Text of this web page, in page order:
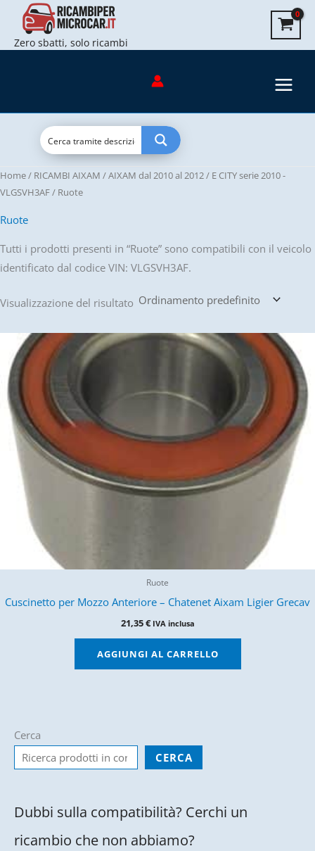
contenuto
Zero sbatti, solo ricambi
Home/ RICAMBI AIXAM /AIXAM dal 2010 al 2012/ E CITY serie 2010 -
VLGSVH3AF/ Ruote
Ruote
Tutti i prodotti presenti in “Ruote” sono compatibili con il veicolo
identificato dal codice VIN: VLGSVH3AF.
Visualizzazione del risultato
Ruote
Cuscinetto per Mozzo Anteriore – Chatenet Aixam Ligier Grecav
21,35€ IVA inclusa
AGGIUNGI AL CARRELLO
Cerca
CERCA
Dubbi sulla compatibilità? Cerchi un
ricambio che non abbiamo?